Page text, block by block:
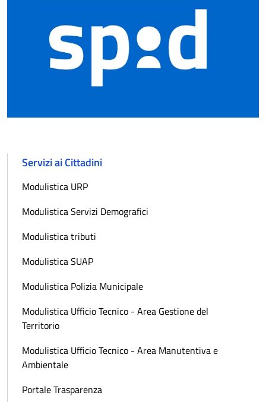
Servizi ai Cittadini
Modulistica URP
Modulistica Servizi Demografici
Modulistica tributi
Modulistica SUAP
Modulistica Polizia Municipale
Modulistica Ufficio Tecnico - Area Gestione del
Territorio
Modulistica Ufficio Tecnico - Area Manutentiva e
Ambientale
Portale Trasparenza